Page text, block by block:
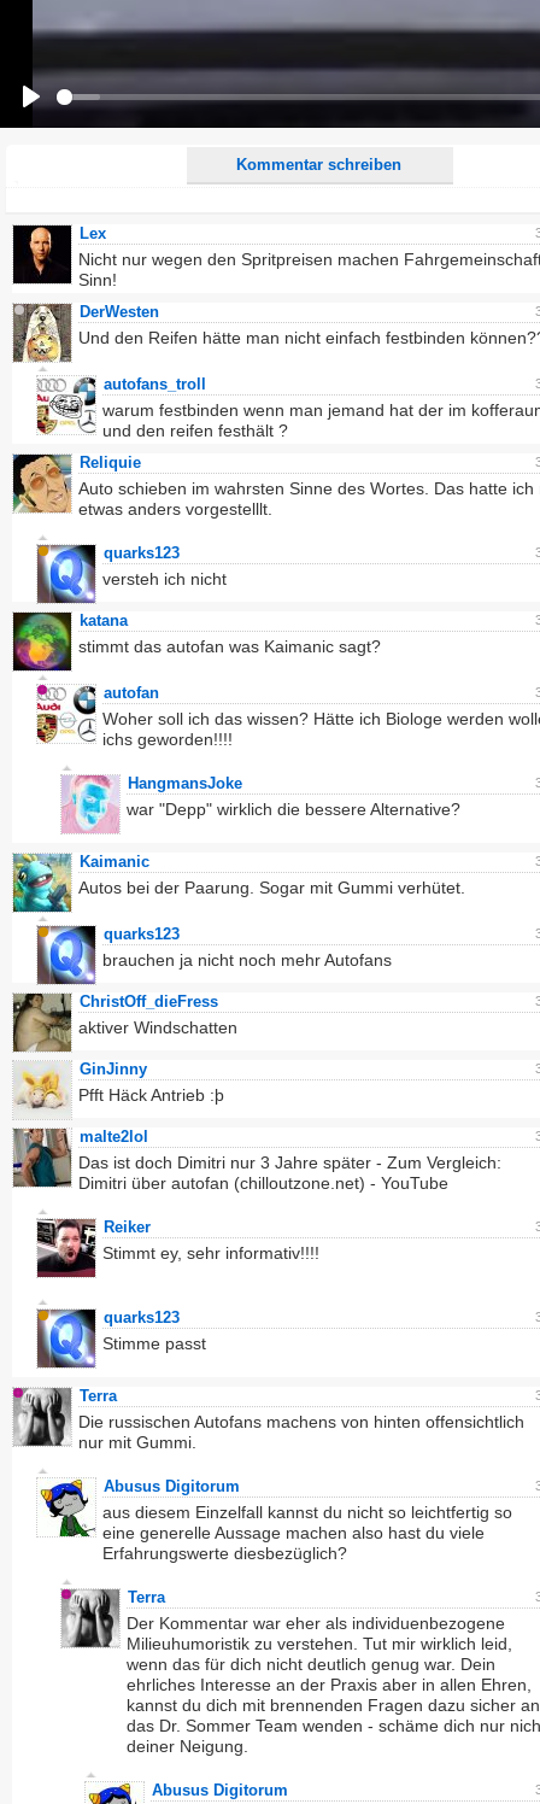
Kommentar schreiben
Alle HTML-Tags außer <br>, <strike> und <i> werden aus Deinem Kommentar entfernt.
URLs werden automatisch umgewandelt. Bitte verwende "www." oder "http://" in URLs
Ich möchte eine E-Mail, wenn zu meinem Kommentar Antworten erscheinen.
Ich möchte eine E-Mail, wenn auf dieser Seite weitere Kommentare erscheinen.
Lex
Nicht nur wegen den Spritpreisen machen
Sinn!
DerWesten
Und den Reifen hätte man nicht einfach festbinden
autofans_troll
warum festbinden wenn man jemand hat der im
und den reifen festhält ?
Reliquie
Auto schieben im wahrsten Sinne des Wortes. Das hatte ich
etwas anders vorgestelllt.
quarks123
versteh ich nicht
katana
stimmt das autofan was Kaimanic sagt?
autofan
Woher soll ich das wissen? Hätte ich Biologe werden
ichs geworden!!!!
HangmansJoke
war "Depp" wirklich die bessere Alternative?
Kaimanic
Autos bei der Paarung. Sogar mit Gummi verhütet.
quarks123
brauchen ja nicht noch mehr Autofans
ChristOff_dieFress
aktiver Windschatten
GinJinny
Pfft Häck Antrieb :þ
malte2lol
Das ist doch Dimitri nur 3 Jahre später - Zum Vergleich:
Dimitri über autofan (chilloutzone.net) - YouTube
Reiker
Stimmt ey, sehr informativ!!!!
quarks123
Stimme passt
Terra
Die russischen Autofans machens von hinten offensichtlich
nur mit Gummi.
Abusus Digitorum
aus diesem Einzelfall kannst du nicht so leichtfertig so
eine generelle Aussage machen also hast du viele
Erfahrungswerte diesbezüglich?
Terra
Der Kommentar war eher als individuenbezogene
Milieuhumoristik zu verstehen. Tut mir wirklich leid,
wenn das für dich nicht deutlich genug war. Dein
ehrliches Interesse an der Praxis aber in allen Ehren,
kannst du dich mit brennenden Fragen dazu sicher an
das Dr. Sommer Team wenden - schäme dich nur
deiner Neigung.
Abusus Digitorum